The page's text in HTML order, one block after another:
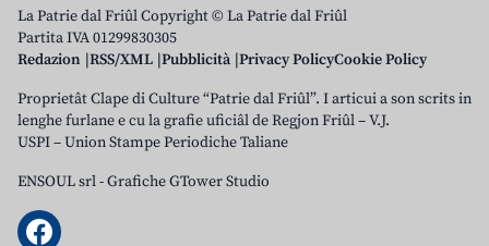
La Patrie dal Friûl Copyright © La Patrie dal Friûl
Partita IVA 01299830305
Redazion RSS/XML Pubblicità Privacy PolicyCookie Policy
Proprietât Clape di Culture “Patrie dal Friûl”. I articui a son scrits in
lenghe furlane e cu la grafie uficiâl de Regjon Friûl – V.J.
USPI – Union Stampe Periodiche Taliane
ENSOUL srl-Grafiche GTower Studio